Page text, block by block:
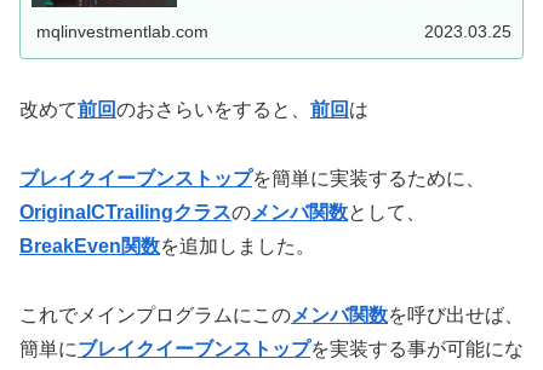
mqlinvestmentlab.com 2023.03.25
改めて前回のおさらいをすると、 前回 は
ブレイクイーブンストップを簡単に実装するために、
OriginalCTrailingクラスのメンバ関数として、
BreakEven関数を追加しました。
これでメインプログラムにこのメンバ関数を呼び出せば、
簡単にブレイクイーブンストップを実装する事が可能にな